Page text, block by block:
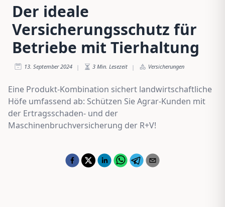
Der ideale
Versicherungsschutz für
Betriebe mit Tierhaltung
13. September 2024 | 3 Min. Lesezeit | Versicherungen
Eine Produkt-Kombination sichert landwirtschaftliche
Höfe umfassend ab: Schützen Sie Agrar-Kunden mit
der Ertragsschaden- und der
Maschinenbruchversicherung der R+V!